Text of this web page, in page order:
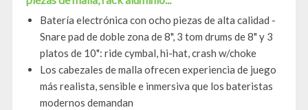
Batería electrónica con ocho piezas de alta calidad -
Snare pad de doble zona de 8", 3 tom drums de 8" y 3
platos de 10": ride cymbal, hi-hat, crash w/choke
Los cabezales de malla ofrecen experiencia de juego
más realista, sensible e inmersiva que los bateristas
modernos demandan